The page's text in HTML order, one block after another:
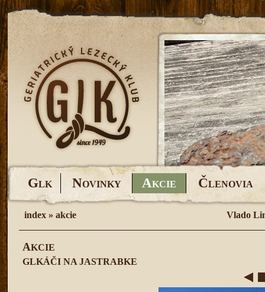
GLK NOVINKY AKCIE ČLENOVIA
index » akcie Vlado
AKCIE
GLKÁČI NA JASTRABKE